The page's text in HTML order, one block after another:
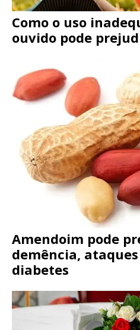
Como o uso
ouvido pode
Amendoim pode
demência,
diabetes